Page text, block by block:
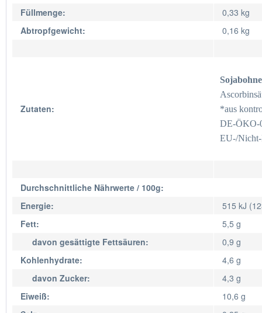
Füllmenge:
0,33 kg
Abtropfgewicht:
0,16 kg
Zutaten:
*aus
DE-ÖKO-
EU-/
Durchschnittliche Nährwerte / 100g:
Energie:
515 kJ
Fett:
5,5 g
davon gesättigte Fettsäuren:
0,9 g
Kohlenhydrate:
4,6 g
davon Zucker:
4,3 g
Eiweiß:
10,6 g